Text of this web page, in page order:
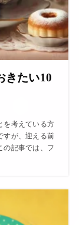
きたい10
を考えている方
すが、迎える前
の記事では、フ